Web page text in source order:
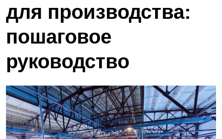
г. Москва, ул. Енисейская, д. 1, стр. 1, пом. 224, эт. 2
vitaly@extruderplus.ru
Обратный вызов
для производства:
пошаговое
руководство